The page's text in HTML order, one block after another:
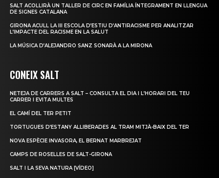
SALT ACOLLIRÀ UN TALLER DE CIRC EN FAMÍLIA ÍNTEGRAMENT EN LLENGUA
DE SIGNES CATALANA
GIRONA ACULL LA III ESCOLA D’ESTIU D’ANTIRACISME PER ANALITZAR
L’IMPACTE DEL RACISME EN LA SALUT
LA MÚSICA D’ALEJANDRO SANZ SONARÀ A LA MIRONA
CONEIX SALT
NETEJA DE CARRERS A SALT – CONSULTA EL DIA I L’HORARI DEL TEU
CARRER I EVITA MULTES
EL CAMÍ DEL TER PETIT
TORTUGUES D’ESTANY ALLIBERADES AL TRAM MITJÀ-BAIX DEL TER
NOVA ESPÈCIE INVASORA, EL BERNAT MARBREJAT
CAMPS DE ROSELLES DE SALT-GIRONA
SALT I LA SEVA NATURA [VÍDEO]